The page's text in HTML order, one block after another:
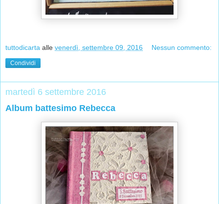
tuttodicarta alle venerdì, settembre 09, 2016 Nessun commento:
Condividi
martedì 6 settembre 2016
Album battesimo Rebecca